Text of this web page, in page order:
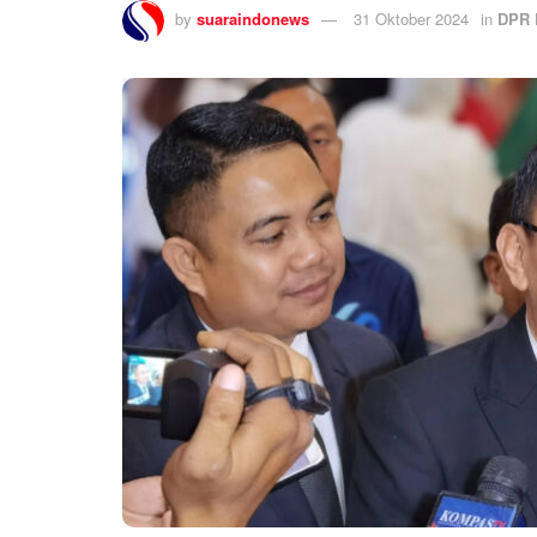
by suaraindonews 31 Oktober 2024 in DPR